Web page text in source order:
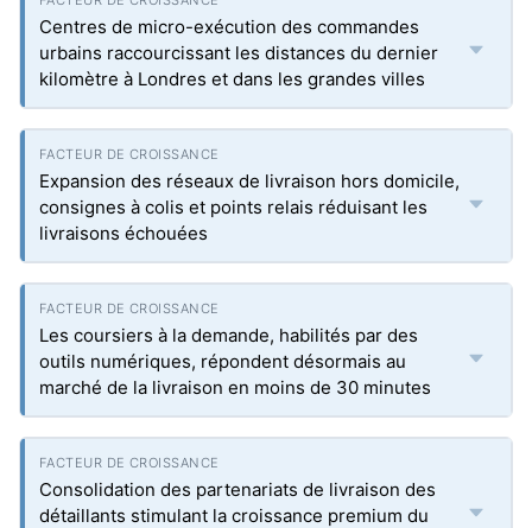
Centres de micro-exécution des commandes
urbains raccourcissant les distances du dernier
kilomètre à Londres et dans les grandes villes
Expansion des réseaux de livraison hors domicile,
consignes à colis et points relais réduisant les
livraisons échouées
Les coursiers à la demande, habilités par des
outils numériques, répondent désormais au
marché de la livraison en moins de 30 minutes
Consolidation des partenariats de livraison des
détaillants stimulant la croissance premium du